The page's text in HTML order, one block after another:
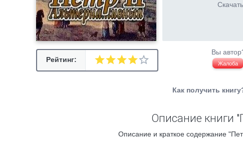
Рейтинг:
Вы
Жалоба
Как получить
Описание книги
Описание и краткое содержание